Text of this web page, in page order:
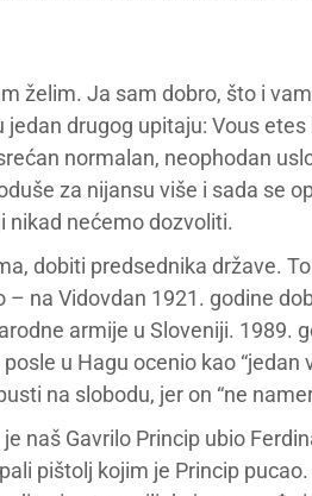
želim. Ja sam dobro, što i
drugog upitaju: Vous
normalan, neophodan
za nijansu više i sada se
nikad nećemo dozvoliti.
dobiti predsednika države.
na Vidovdan 1921. godine
armije u Sloveniji. 1989.
u Hagu ocenio kao “jedan
na slobodu, jer on “ne
naš Gavrilo Princip ubio
pištolj kojim je Princip